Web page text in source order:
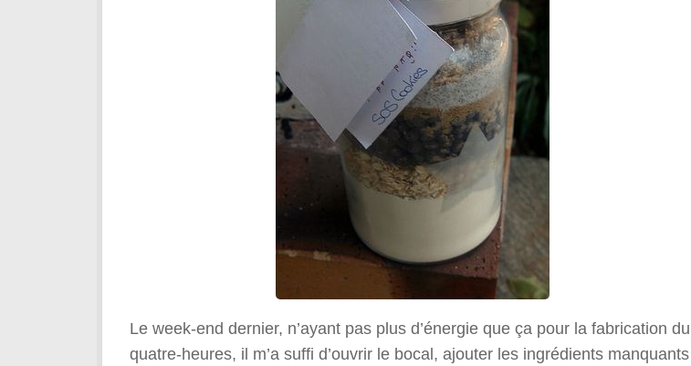
Le week-end dernier, n’ayant pas plus d’énergie que ça pour la fabrication du
quatre-heures, il m’a suffi d’ouvrir le bocal, ajouter les ingrédients manquants